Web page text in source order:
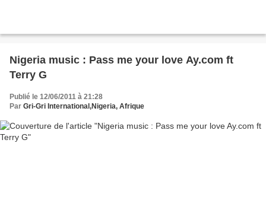
Nigeria music : Pass me your love Ay.com ft
Terry G
Publié le 12/06/2011 à 21:28
Par Gri-Gri International,Nigeria, Afrique